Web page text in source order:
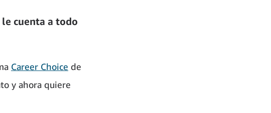
cuenta a todo
Career Choice de
y ahora quiere